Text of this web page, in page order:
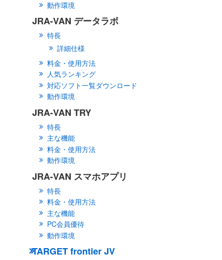
動作環境
JRA-VAN データラボ
特長
詳細仕様
料金・使用方法
人気ランキング
対応ソフト一覧ダウンロード
動作環境
JRA-VAN TRY
特長
主な機能
料金・使用方法
動作環境
JRA-VAN スマホアプリ
特長
料金・使用方法
主な機能
PC会員優待
動作環境
TARGET frontier JV